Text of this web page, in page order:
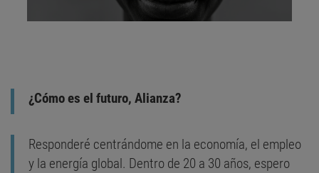
¿Cómo es el futuro, Alianza?
Responderé centrándome en la economía, el empleo
y la energía global. Dentro de 20 a 30 años, espero